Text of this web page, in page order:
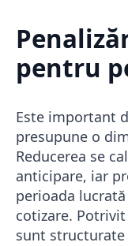
pentru
Este important
presupune o
Reducerea se
anticipare, iar
perioada
cotizare.
sunt structurate